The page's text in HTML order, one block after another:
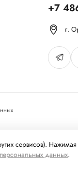
+7
г.
сервисов). Нажимая
данных.